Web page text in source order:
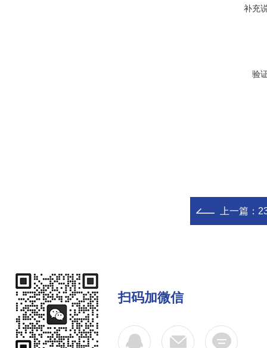
补充
验
上一篇：
扫码加微信